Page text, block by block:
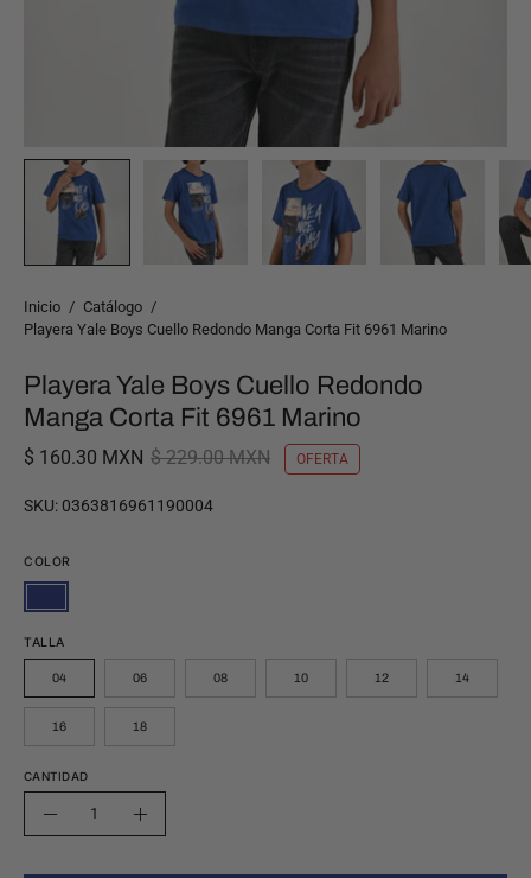
Inicio / Catálogo /
Playera Yale Boys Cuello Redondo Manga Corta Fit 6961 Marino
Playera Yale Boys Cuello Redondo
Manga Corta Fit 6961 Marino
$ 160.30 MXN $ 229.00 MXN OFERTA
SKU: 0363816961190004
COLOR
TALLA
04 06 08 10 12 14
16 18
CANTIDAD
Cantidad
Aumentar